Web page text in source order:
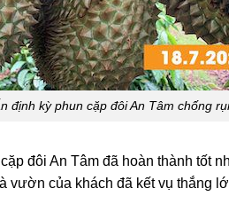
định kỳ phun cặp đôi An Tâm chống
đôi An Tâm đã hoàn thành tốt
vườn của khách đã kết vụ thắng